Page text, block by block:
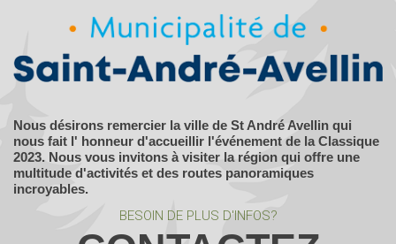
Nous désirons remercier la ville de St André Avellin qui
nous fait l' honneur d'accueillir l'événement de la Classique
2023. Nous vous invitons à visiter la région qui offre une
multitude d'activités et des routes panoramiques
incroyables.
BESOIN DE PLUS D'INFOS?